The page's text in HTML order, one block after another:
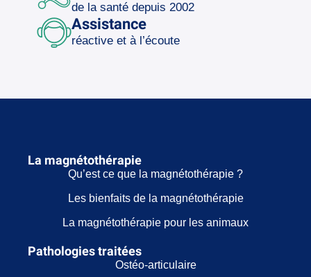
de la santé depuis 2002
Assistance
réactive et à l’écoute
La magnétothérapie
Qu’est ce que la magnétothérapie ?
Les bienfaits de la magnétothérapie
La magnétothérapie pour les animaux
Pathologies traitées
Ostéo-articulaire